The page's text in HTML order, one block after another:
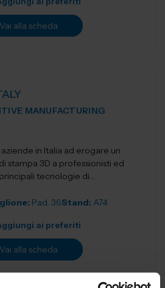
Vai alla scheda
MANUFACTURING
in Italia ad erogare un
stampa 3D a professionisti ed
tecnologie di
Pad. 36Stand: A74
ai preferiti
Vai alla scheda